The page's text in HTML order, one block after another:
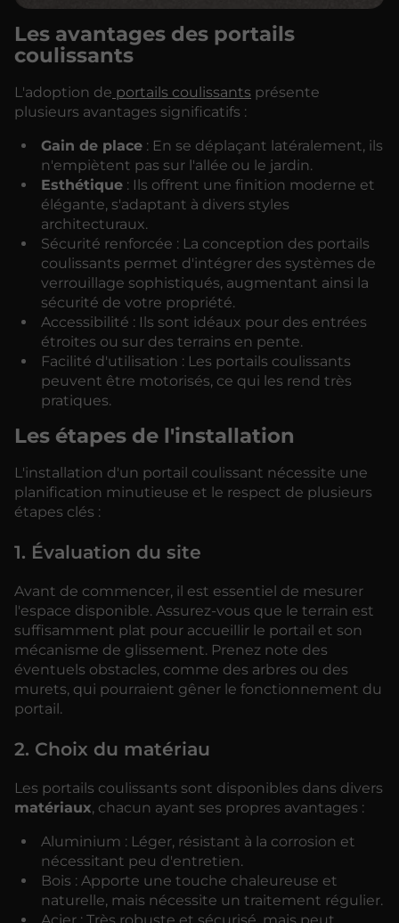
Les avantages des portails
coulissants
L'adoption de portails coulissants présente
plusieurs avantages significatifs :
Gain de place: En se déplaçant latéralement, ils
n'empiètent pas sur l'allée ou le jardin.
Esthétique: Ils offrent une finition moderne et
élégante, s'adaptant à divers styles
architecturaux.
Sécurité renforcée : La conception des portails
coulissants permet d'intégrer des systèmes de
verrouillage sophistiqués, augmentant ainsi la
sécurité de votre propriété.
Accessibilité : Ils sont idéaux pour des entrées
étroites ou sur des terrains en pente.
Facilité d'utilisation : Les portails coulissants
peuvent être motorisés, ce qui les rend très
pratiques.
Les étapes de l'installation
L'installation d'un portail coulissant nécessite une
planification minutieuse et le respect de plusieurs
étapes clés :
1. Évaluation du site
Avant de commencer, il est essentiel de mesurer
l'espace disponible. Assurez-vous que le terrain est
suffisamment plat pour accueillir le portail et son
mécanisme de glissement. Prenez note des
éventuels obstacles, comme des arbres ou des
murets, qui pourraient gêner le fonctionnement du
portail.
2. Choix du matériau
Les portails coulissants sont disponibles dans divers
matériaux, chacun ayant ses propres avantages :
Aluminium : Léger, résistant à la corrosion et
nécessitant peu d'entretien.
Bois : Apporte une touche chaleureuse et
naturelle, mais nécessite un traitement régulier.